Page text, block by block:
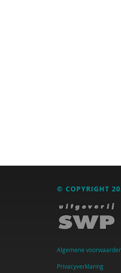
© COPYRIGHT
Algemene
Privacyverklaring